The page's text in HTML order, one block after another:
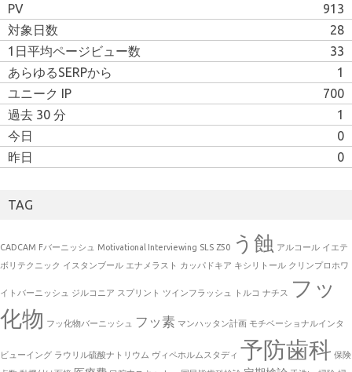
PV
913
対象日数
28
1日平均ページビュー数
33
あらゆるSERPから
1
ユニーク IP
700
過去 30 分
1
今日
0
昨日
0
TAG
CADCAM Fバーニッシュ Motivational Interviewing SLS Z50 う蝕 アルコール イエテ
ボリテクニック イスタンブール エナメラスト カッパドキア キシリトール クリンプロホワ
イトバーニッシュ ジルコニア スプリント ツインフラッシュ トルコ ナチス
フッ
化物 フッ化物バーニッシュ フッ素 マンハッタン計画 モチベーショナルインタ
ビューイング ラウリル硫酸ナトリウム ヴィペホルムスタディ 予防歯科 保険